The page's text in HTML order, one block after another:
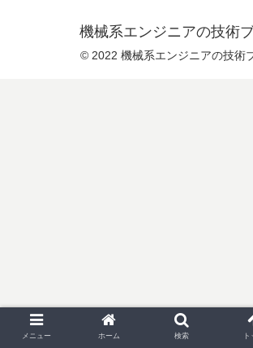
機械系エンジニアの技術
© 2022 機械系エンジニアの技術
メニュー ホーム 検索